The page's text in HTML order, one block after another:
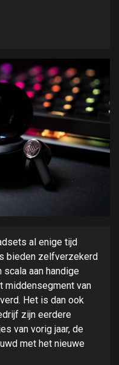
al enige tijd
bieden zelfverzekerd
aan handige
middensegment van
Het is dan ook
zijn eerdere
van vorig jaar, de
met het nieuwe